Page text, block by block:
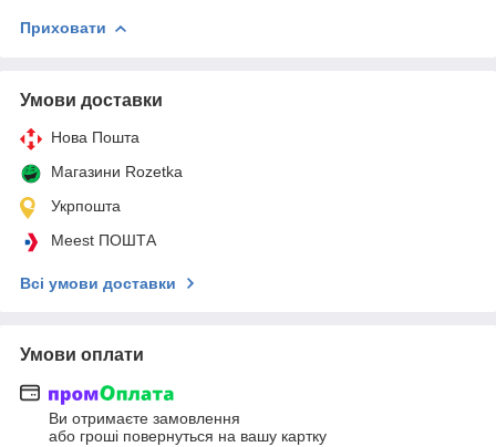
Приховати
Умови доставки
Нова Пошта
Магазини Rozetka
Укрпошта
Meest ПОШТА
Всі умови доставки
Умови оплати
Ви отримаєте замовлення
або гроші повернуться на вашу картку